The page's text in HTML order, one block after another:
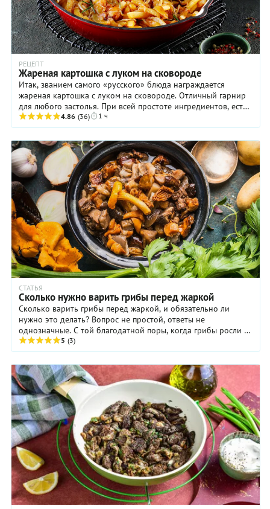
РЕЦЕПТ
Жареная картошка с луком на сковороде
Итак, званием самого «русского» блюда награждается
жареная картошка с луком на сковороде. Отличный гарнир
для любого застолья. При всей простоте ингредиентов, есть
несколько хитростей, которые помогут ...
4.86 (36) 1 ч
СТАТЬЯ
Сколько нужно варить грибы перед жаркой
Сколько варить грибы перед жаркой, и обязательно ли
нужно это делать? Вопрос не простой, ответы не
однозначные. С той благодатной поры, когда грибы росли в
экологически чистых местах, прошло много ...
5 (3)